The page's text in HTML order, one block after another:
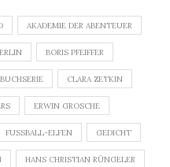
AKADEMIE DER ABENTEUER
BORIS PFEIFFER
BUCHSERIE CLARA ZETKIN
ERWIN GROSCHE
FUSSBALL-ELFEN GEDICHT
HANS CHRISTIAN RÜNGELER